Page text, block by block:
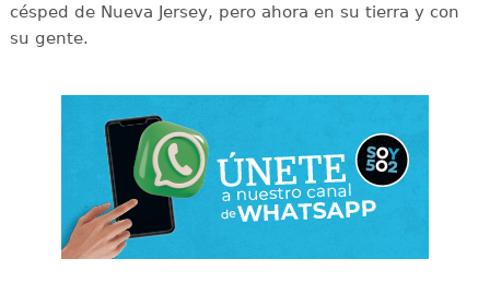
césped de Nueva Jersey, pero ahora en su tierra y con
su gente.